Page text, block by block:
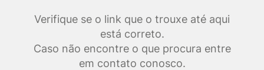
Verifique se o link que o trouxe até aqui
está correto.
Caso não encontre o que procura entre
em contato conosco.